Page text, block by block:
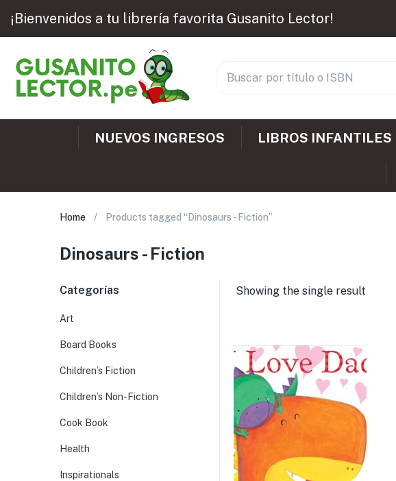
¡Bienvenidos a tu librería favorita Gusanito Lector!
NUEVOS INGRESOS LIBROS INFANTILES
Home Products tagged “Dinosaurs - Fiction”
Dinosaurs - Fiction
Showing the single result
Categorías
Art
Board Books
Children’s Fiction
Children’s Non-Fiction
Cook Book
Health
Inspirationals